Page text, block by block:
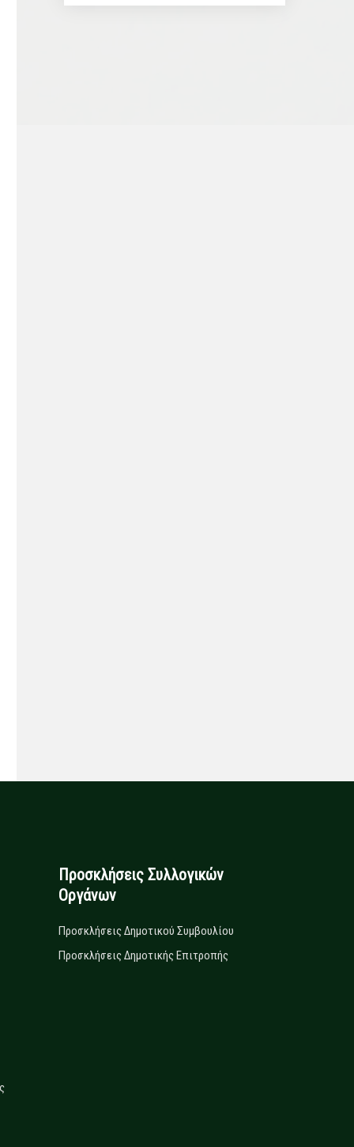
Προσκλήσεις Συλλογικών
Οργάνων
Προσκλήσεις Δημοτικού Συμβουλίου
Προσκλήσεις Δημοτικής Επιτροπής